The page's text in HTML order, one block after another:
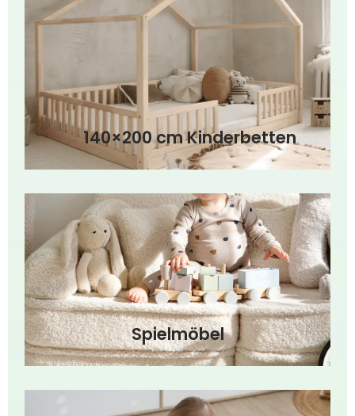
140×200 cm Kinderbetten
Spielmöbel